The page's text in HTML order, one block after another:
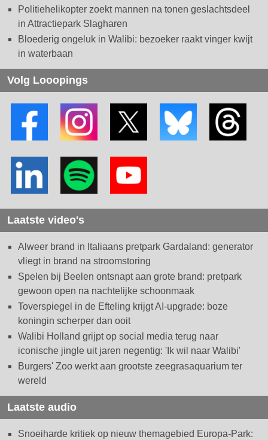
Politiehelikopter zoekt mannen na tonen geslachtsdeel
in Attractiepark Slagharen
Bloederig ongeluk in Walibi: bezoeker raakt vinger kwijt
in waterbaan
Volg Looopings
Laatste video's
Alweer brand in Italiaans pretpark Gardaland: generator
vliegt in brand na stroomstoring
Spelen bij Beelen ontsnapt aan grote brand: pretpark
gewoon open na nachtelijke schoonmaak
Toverspiegel in de Efteling krijgt AI-upgrade: boze
koningin scherper dan ooit
Walibi Holland grijpt op social media terug naar
iconische jingle uit jaren negentig: 'Ik wil naar Walibi'
Burgers' Zoo werkt aan grootste zeegrasaquarium ter
wereld
Laatste audio
Snoeiharde kritiek op nieuw themagebied Europa-Park: